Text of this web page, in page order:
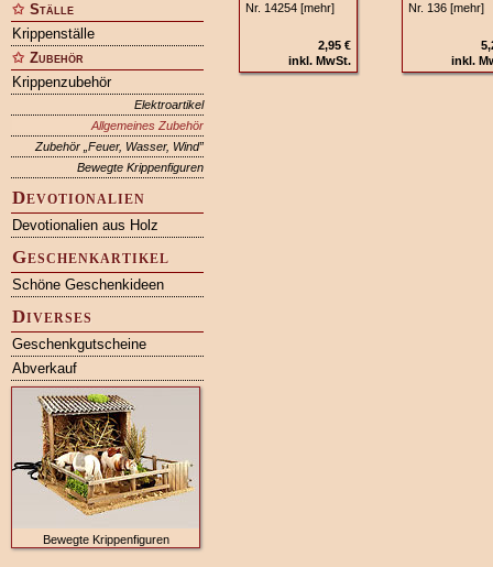
Ställe
Krippenställe
Zubehör
Krippenzubehör
Elektroartikel
Allgemeines Zubehör
Zubehör „Feuer, Wasser, Wind”
Bewegte Krippenfiguren
Devotionalien
Devotionalien aus Holz
Geschenkartikel
Schöne Geschenkideen
Diverses
Geschenkgutscheine
Abverkauf
Bewegte Krippenfiguren
Nr. 14254 [mehr]
2,95 €
inkl. MwSt.
Nr. 136 [mehr]
inkl.